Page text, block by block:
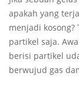
apakah yang
menjadi
partikel saja.
berisi partikel
berwujud gas